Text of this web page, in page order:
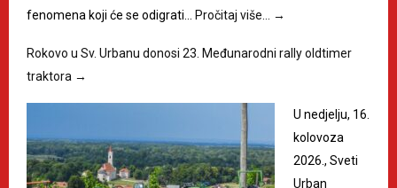
fenomena koji će se odigrati…
Pročitaj više… →
Rokovo u Sv. Urbanu donosi 23. Međunarodni rally oldtimer
traktora →
U nedjelju, 16.
kolovoza
2026., Sveti
Urban